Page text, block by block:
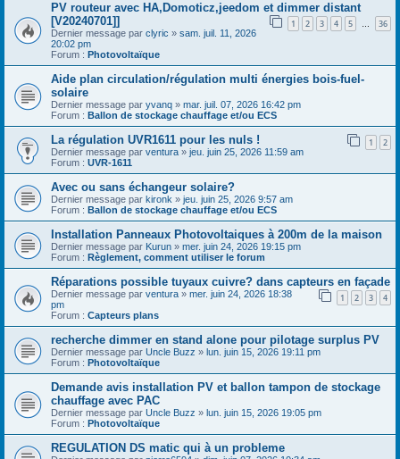
PV routeur avec HA,Domoticz,jeedom et dimmer distant
[V20240701]]
1 2 3 4 5 … 36
Dernier message par clyric » sam. juil. 11, 2026
20:02 pm
Forum : Photovoltaïque
Aide plan circulation/régulation multi énergies bois-fuel-
solaire
Dernier message par yvanq » mar. juil. 07, 2026 16:42 pm
Forum : Ballon de stockage chauffage et/ou ECS
La régulation UVR1611 pour les nuls ! 1 2
Dernier message par ventura » jeu. juin 25, 2026 11:59 am
Forum : UVR-1611
Avec ou sans échangeur solaire?
Dernier message par kironk » jeu. juin 25, 2026 9:57 am
Forum : Ballon de stockage chauffage et/ou ECS
Installation Panneaux Photovoltaiques à 200m de la maison
Dernier message par Kurun » mer. juin 24, 2026 19:15 pm
Forum : Règlement, comment utiliser le forum
Réparations possible tuyaux cuivre? dans capteurs en façade
1 2 3 4
Dernier message par ventura » mer. juin 24, 2026 18:38
pm
Forum : Capteurs plans
recherche dimmer en stand alone pour pilotage surplus PV
Dernier message par Uncle Buzz » lun. juin 15, 2026 19:11 pm
Forum : Photovoltaïque
Demande avis installation PV et ballon tampon de stockage
chauffage avec PAC
Dernier message par Uncle Buzz » lun. juin 15, 2026 19:05 pm
Forum : Photovoltaïque
REGULATION DS matic qui à un probleme